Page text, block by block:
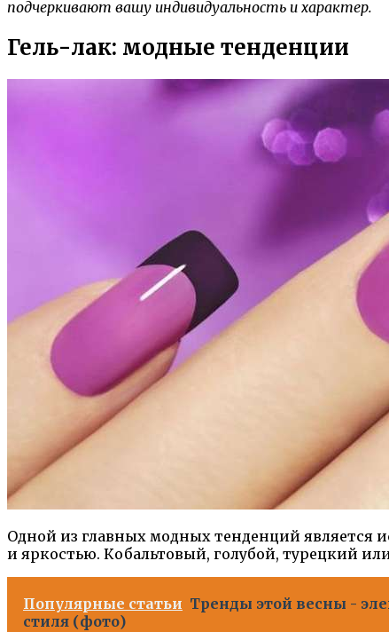
подчеркивают вашу индивидуальность и характер.
Гель-лак: модные тенденции
Одной из главных модных тенденций является
и яркостью. Кобальтовый, голубой, турецкий
Популярные статьи Тренды этой весны -
стиля (фото)